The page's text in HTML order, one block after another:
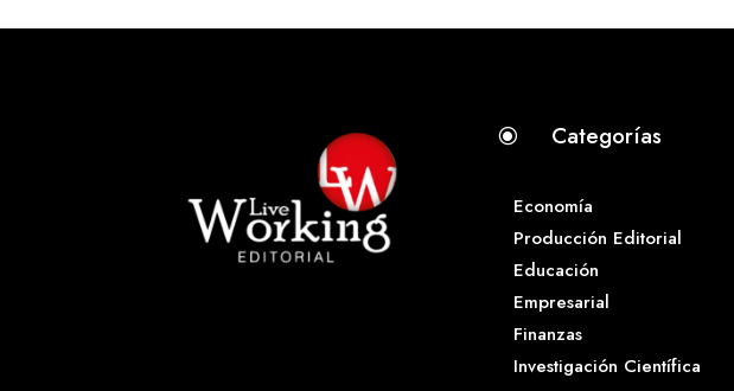
\ Categorías
Economía
Producción Editorial
Educación
Empresarial
Finanzas
Investigación Científica